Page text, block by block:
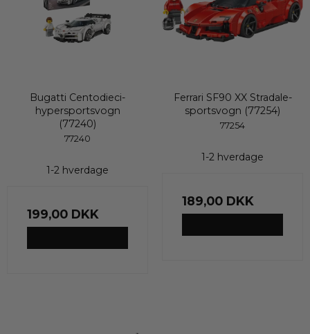
Bugatti Centodieci-
hypersportsvogn
(77240)
77240
1-2 hverdage
199,00 DKK
Ferrari SF90 XX Stradale-
sportsvogn (77254)
77254
1-2 hverdage
189,00 DKK